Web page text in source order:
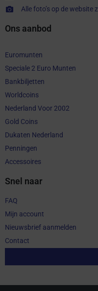
Alle foto’s op de website
Ons aanbod
Euromunten
Speciale 2 Euro Munten
Bankbiljetten
Worldcoins
Nederland Voor 2002
Gold Coins
Dukaten Nederland
Penningen
Accessoires
Snel naar
FAQ
Mijn account
Nieuwsbrief aanmelden
Contact